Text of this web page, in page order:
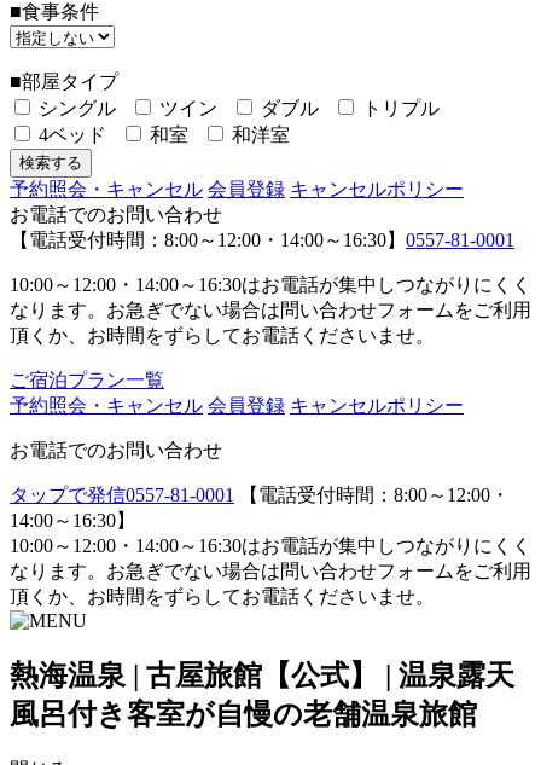
■食事条件
■部屋タイプ
シングル
ツイン ダブル
トリプル
4ベッド
和室 和洋室
予約照会・キャンセル 会員登録 キャンセルポリシー
お電話でのお問い合わせ
【電話受付時間：8:00～12:00・14:00～16:30】 0557-81-0001
10:00～12:00・14:00～16:30はお電話が集中しつながりにくく
なります。お急ぎでない場合は問い合わせフォームをご利用
頂くか、お時間をずらしてお電話くださいませ。
ご宿泊プラン一覧
予約照会・キャンセル 会員登録 キャンセルポリシー
お電話でのお問い合わせ
タップで発信0557-81-0001
【電話受付時間：8:00～12:00・
14:00～16:30】
10:00～12:00・14:00～16:30はお電話が集中しつながりにくく
なります。お急ぎでない場合は問い合わせフォームをご利用
頂くか、お時間をずらしてお電話くださいませ。
熱海温泉 | 古屋旅館【公式】 | 温泉露天
風呂付き客室が自慢の老舗温泉旅館